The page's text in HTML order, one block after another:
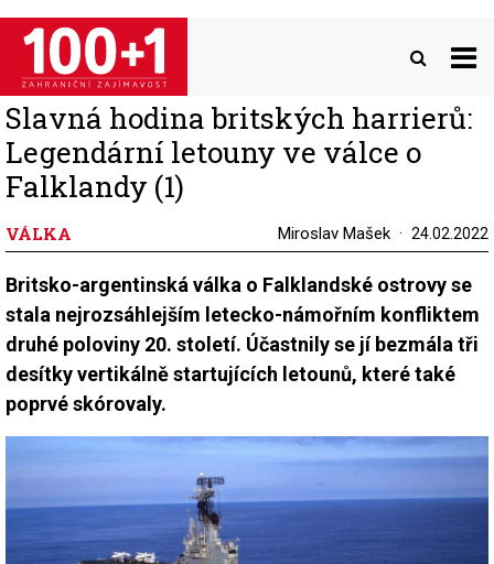
Přejít
hlavnímu
obsahu
Slavná hodina britských harrierů:
Legendární letouny ve válce o
Falklandy (1)
VÁLKA Miroslav Mašek 24.02.2022
Britsko-argentinská válka o Falklandské ostrovy se
stala nejrozsáhlejším letecko-námořním konfliktem
druhé poloviny 20. století. Účastnily se jí bezmála tři
desítky vertikálně startujících letounů, které také
poprvé skórovaly.